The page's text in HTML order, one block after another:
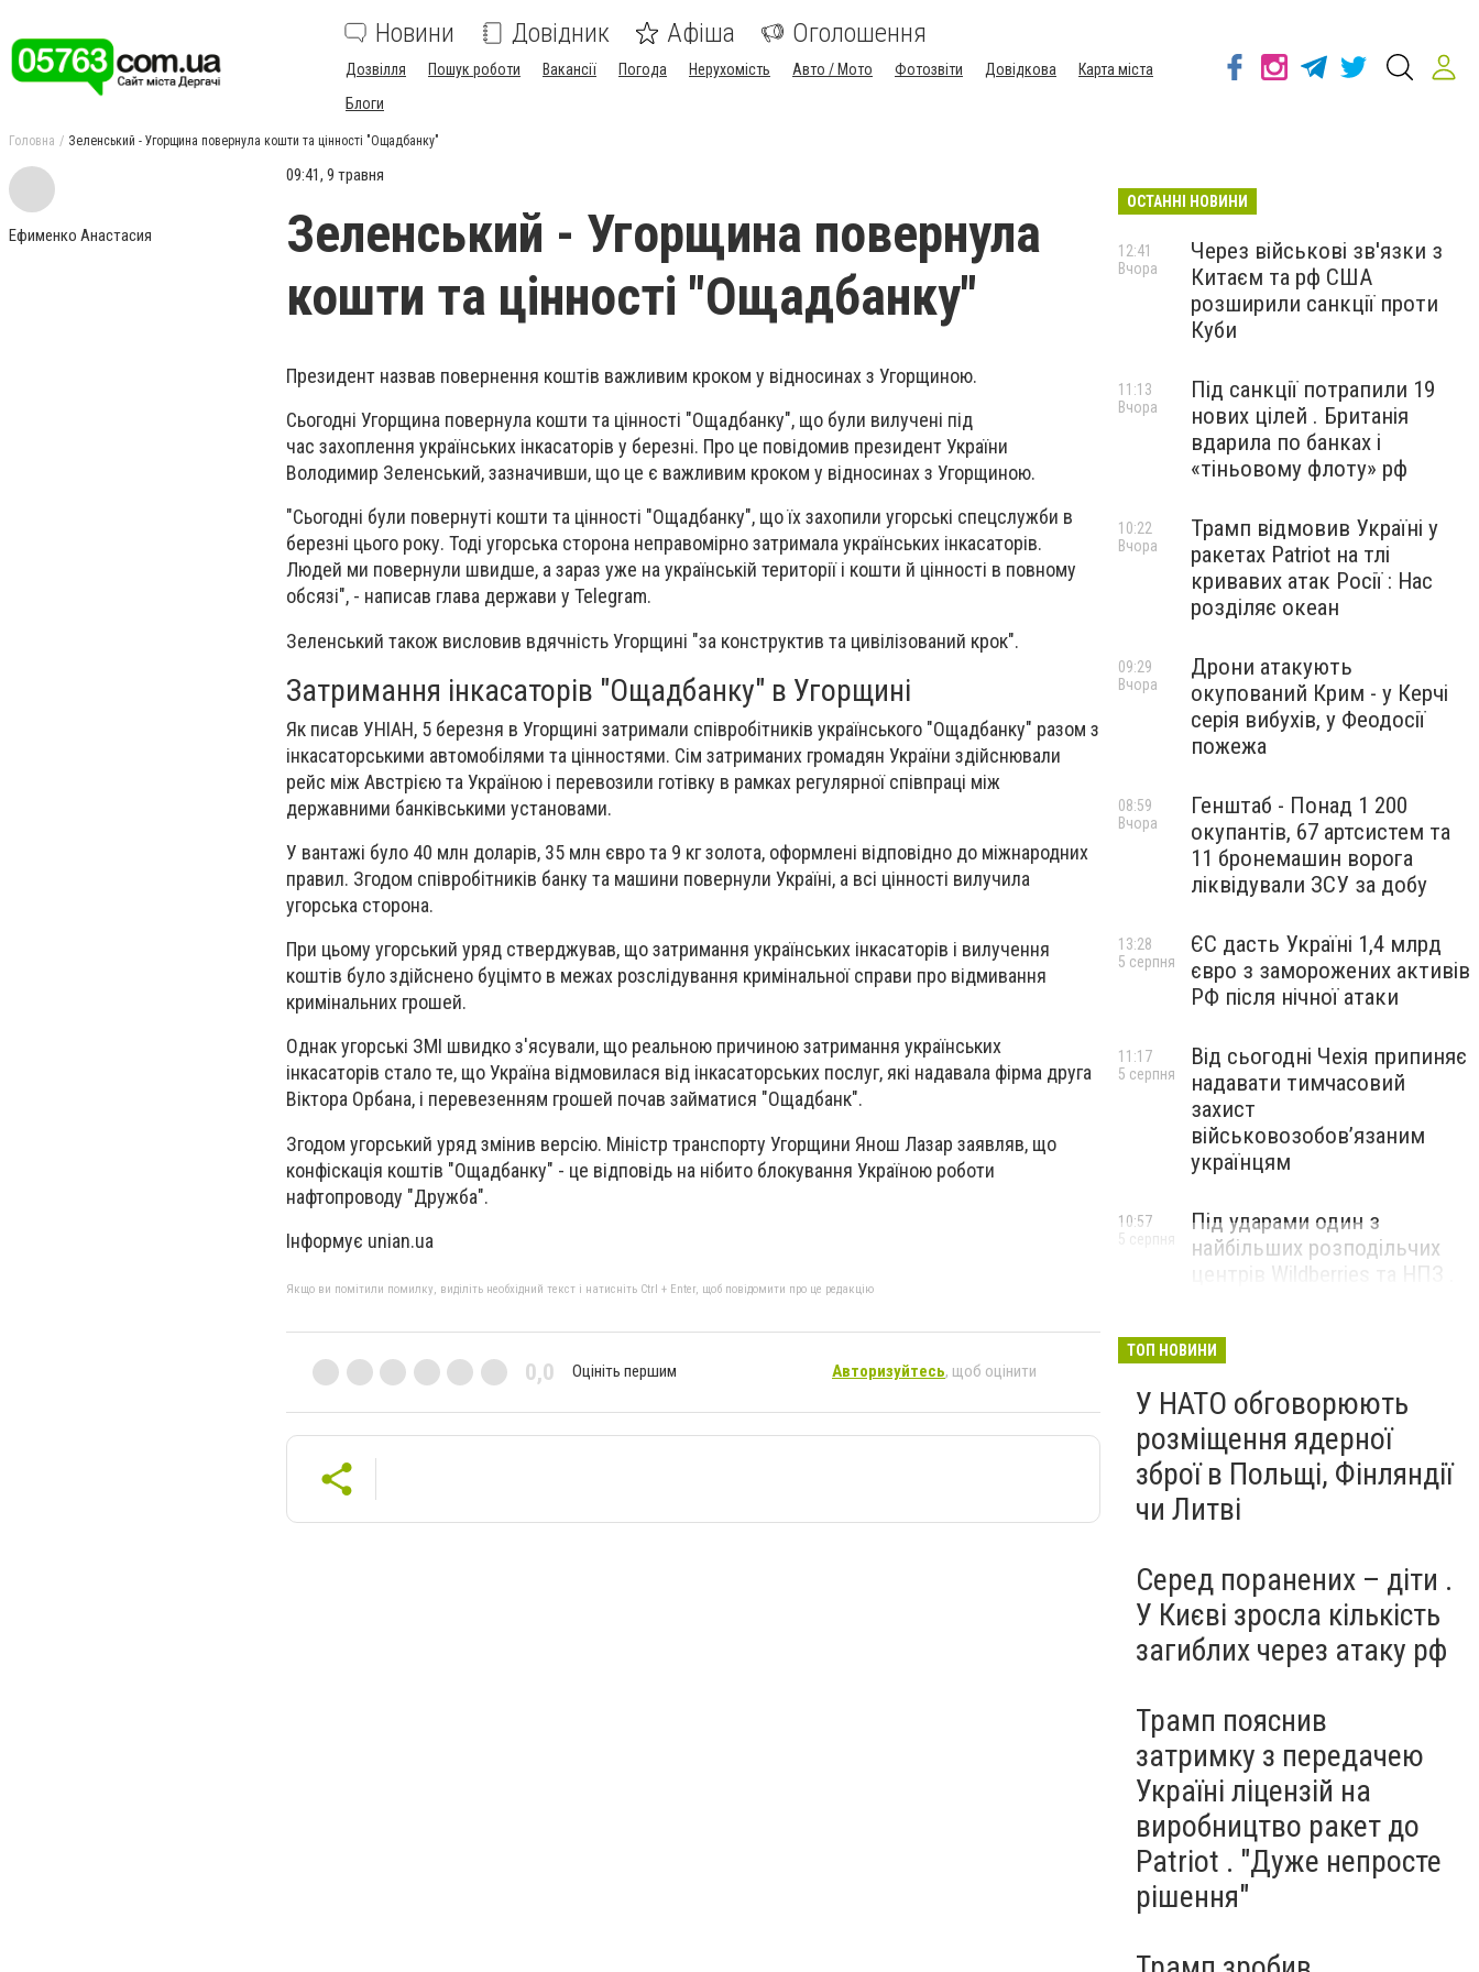
Новини Довідник Афіша Оголошення
Дозвілля Пошук роботи Вакансії Погода Нерухомість Авто / Мото Фотозвіти Довідкова
Карта міста
Блоги
Головна Зеленський - Угорщина повернула кошти та цінності "Ощадбанку"
Ефименко Анастасия
09:41, 9 травня
Зеленський - Угорщина повернула
кошти та цінності "Ощадбанку"
Президент назвав повернення коштів важливим кроком у відносинах з Угорщиною.
Сьогодні Угорщина повернула кошти та цінності "Ощадбанку", що були вилучені під
час захоплення українських інкасаторів у березні. Про це повідомив президент України
Володимир Зеленський, зазначивши, що це є важливим кроком у відносинах з Угорщиною.
"Сьогодні були повернуті кошти та цінності "Ощадбанку", що їх захопили угорські спецслужби в
березні цього року. Тоді угорська сторона неправомірно затримала українських інкасаторів.
Людей ми повернули швидше, а зараз уже на українській території і кошти й цінності в повному
обсязі", - написав глава держави у Telegram.
Зеленський також висловив вдячність Угорщині "за конструктив та цивілізований крок".
Затримання інкасаторів "Ощадбанку" в Угорщині
Як писав УНІАН, 5 березня в Угорщині затримали співробітників українського "Ощадбанку" разом з
інкасаторськими автомобілями та цінностями. Сім затриманих громадян України здійснювали
рейс між Австрією та Україною і перевозили готівку в рамках регулярної співпраці між
державними банківськими установами.
У вантажі було 40 млн доларів, 35 млн євро та 9 кг золота, оформлені відповідно до міжнародних
правил. Згодом співробітників банку та машини повернули Україні, а всі цінності вилучила
угорська сторона.
При цьому угорський уряд стверджував, що затримання українських інкасаторів і вилучення
коштів було здійснено буцімто в межах розслідування кримінальної справи про відмивання
кримінальних грошей.
Однак угорські ЗМІ швидко з'ясували, що реальною причиною затримання українських
інкасаторів стало те, що Україна відмовилася від інкасаторських послуг, які надавала фірма друга
Віктора Орбана, і перевезенням грошей почав займатися "Ощадбанк".
Згодом угорський уряд змінив версію. Міністр транспорту Угорщини Янош Лазар заявляв, що
конфіскація коштів "Ощадбанку" - це відповідь на нібито блокування Україною роботи
нафтопроводу "Дружба".
Інформує unian.ua
Якщо ви помітили помилку, виділіть необхідний текст і натисніть Ctrl + Enter, щоб повідомити про це редакцію
0,0 Оцініть першим Авторизуйтесь, щоб оцінити
ОСТАННІ НОВИНИ
Через військові зв'язки з
Китаєм та рф США
розширили санкції проти
Куби
12:41
Вчора
Під санкції потрапили 19
нових цілей . Британія
вдарила по банках і
«тіньовому флоту» рф
11:13
Вчора
Трамп відмовив Україні у
ракетах Patriot на тлі
кривавих атак Росії : Нас
розділяє океан
10:22
Вчора
Дрони атакують
окупований Крим - у Керчі
серія вибухів, у Феодосії
пожежа
09:29
Вчора
Генштаб - Понад 1 200
окупантів, 67 артсистем та
11 бронемашин ворога
ліквідували ЗСУ за добу
08:59
Вчора
ЄС дасть Україні 1,4 млрд
євро з заморожених активів
РФ після нічної атаки
13:28
5 серпня
Від сьогодні Чехія припиняє
надавати тимчасовий
захист
військовозобов’язаним
українцям
11:17
5 серпня
Під ударами один з
найбільших розподільчих
центрів Wildberries та НПЗ .
10:57
5 серпня
ТОП НОВИНИ
У НАТО обговорюють
розміщення ядерної
зброї в Польщі, Фінляндії
чи Литві
Серед поранених – діти .
У Києві зросла кількість
загиблих через атаку рф
Трамп пояснив
затримку з передачею
Україні ліцензій на
виробництво ракет до
Patriot . "Дуже непросте
рішення"